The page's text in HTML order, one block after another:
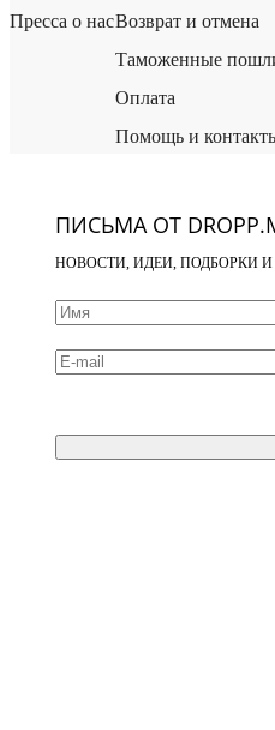
Пресса о насВозврат и отмена
Таможенные
Оплата
Помощь и
ПИСЬМА ОТ
НОВОСТИ, ИДЕИ, ПОДБОРКИ